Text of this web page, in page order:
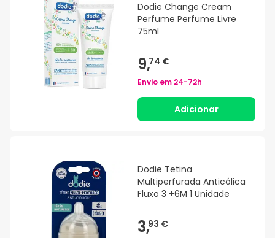
Dodie Change Cream
Perfume Perfume Livre
75ml
9,74 €
Envio em 24-72h
Adicionar
Dodie Tetina
Multiperfurada Anticólica
Fluxo 3 +6M 1 Unidade
3,93 €